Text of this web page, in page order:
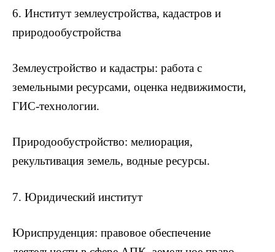
6. Институт землеустройства, кадастров и
природообустройства
Землеустройство и кадастры: работа с
земельными ресурсами, оценка недвижимости,
ГИС-технологии.
Природообустройство: мелиорация,
рекультивация земель, водные ресурсы.
7. Юридический институт
Юриспруденция: правовое обеспечение